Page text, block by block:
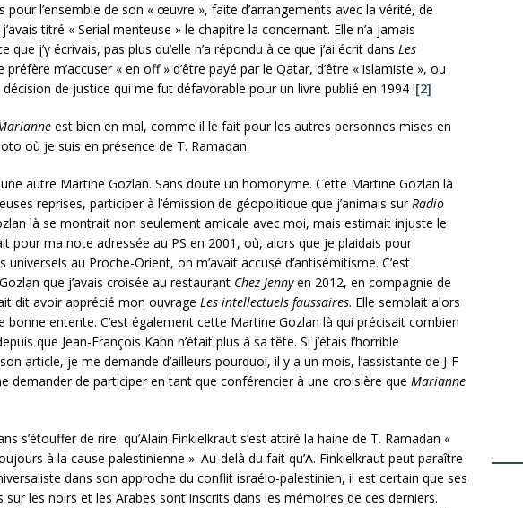
pour l’ensemble de son « œuvre », faite d’arrangements avec la vérité, de
titré « Serial menteuse » le chapitre la concernant. Elle n’a jamais
j’y écrivais, pas plus qu’elle n’a répondu à ce que j’ai écrit dans Les
préfère m’accuser « en off » d’être payé par le Qatar, d’être « islamiste », ou
de justice qui me fut défavorable pour un livre publié en 1994 ![2]
est bien en mal, comme il le fait pour les autres personnes mises en
où je suis en présence de T. Ramadan.
une autre Martine Gozlan. Sans doute un homonyme. Cette Martine Gozlan là
reprises, participer à l’émission de géopolitique que j’animais surRadio
là se montrait non seulement amicale avec moi, mais estimait injuste le
pour ma note adressée au PS en 2001, où, alors que je plaidais pour
universels au Proche-Orient, on m’avait accusé d’antisémitisme. C’est
que j’avais croisée au restaurant Chez Jennyen 2012, en compagnie de
dit avoir apprécié mon ouvrage Les intellectuels faussaires. Elle semblait alors
bonne entente. C’est également cette Martine Gozlan là qui précisait combien
que Jean-François Kahn n’était plus à sa tête. Si j’étais l’horrible
article, je me demande d’ailleurs pourquoi, il y a un mois, l’assistante de J-F
demander de participer en tant que conférencier à une croisière que Marianne
s’étouffer de rire, qu’Alain Finkielkraut s’est attiré la haine de T. Ramadan «
à la cause palestinienne ». Au-delà du fait qu’A. Finkielkraut peut paraître
dans son approche du conflit israélo-palestinien, il est certain que ses
les noirs et les Arabes sont inscrits dans les mémoires de ces derniers.